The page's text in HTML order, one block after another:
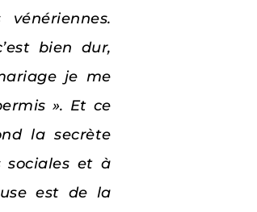
bien dur,
je me
». Et ce
la secrète
sociales et à
est de la